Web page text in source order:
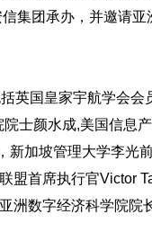
集团承办，并邀请亚
国皇家宇航学会会
士颜水成,美国信息
加坡管理大学李光
盟首席执行官Victor
洲数字经济科学院